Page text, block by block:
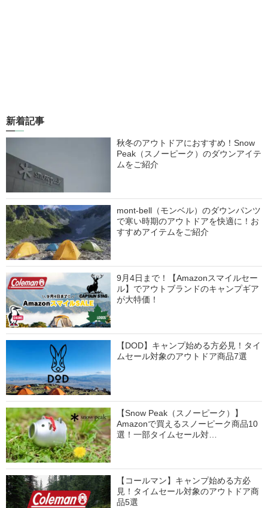
新着記事
秋冬のアウトドアにおすすめ！Snow
Peak（スノーピーク）のダウンアイテ
ムをご紹介
mont-bell（モンベル）のダウンパンツ
で寒い時期のアウトドアを快適に！お
すすめアイテムをご紹介
9月4日まで！【Amazonスマイルセー
ル】でアウトブランドのキャンプギア
が大特価！
【DOD】キャンプ始める方必見！タイ
ムセール対象のアウトドア商品7選
【Snow Peak（スノーピーク）】
Amazonで買えるスノーピーク商品10
選！一部タイムセール対…
【コールマン】キャンプ始める方必
見！タイムセール対象のアウトドア商
品5選